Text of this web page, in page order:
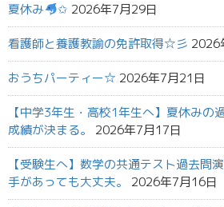
夏休み ✩ 2026年7月29日
看護師と養護教諭の免許取得☆彡 2026
おうちパーティー☆ 2026年7月21日
【中学3年生・高校1年生へ】夏休みの
成績が決まる。
2026年7月17日
【受験生へ】数学の共通テスト過去問
手があっても大丈夫。
2026年7月16日